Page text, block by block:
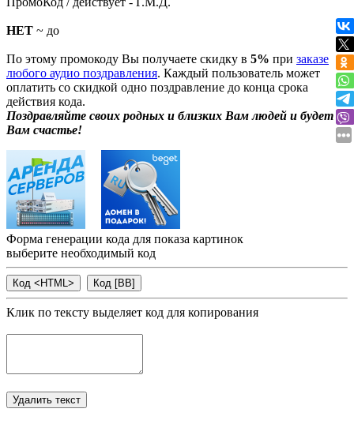
НЕТ ~ до
По этому промокоду Вы получаете скидку в 5% при заказе
любого аудио поздравления. Каждый пользователь может
оплатить со скидкой одно поздравление до конца срока
действия кода.
Поздравляйте своих родных и близких Вам людей и будет
Вам счастье!
Форма генерации кода для показа картинок
выберите необходимый код
Клик по тексту выделяет код для копирования